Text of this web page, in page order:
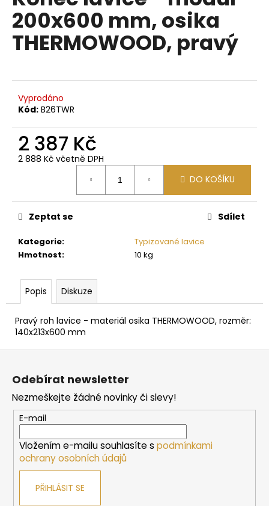
0,0
z
5
hvězdiček.
200x600 mm, osika
THERMOWOOD, pravý
Vyprodáno
Kód: B26TWR
2 387 Kč
2 888 Kč včetně DPH
DO KOŠÍKU
Kategorie:
Typizované lavice
Hmotnost: 10 kg
Zeptat se Sdílet
Popis Diskuze
Pravý roh lavice - materiál osika THERMOWOOD, rozměr:
140x213x600 mm
a
j
í
?
o
p
u
m
e
SAUNOVÁ
KAMNA
NA
DŘEVO
HARVIA
LINEAR
662
Kč
Z
Odebírat newsletter
Nezmeškejte žádné novinky či slevy!
E-mail
Vložením e-mailu souhlasíte s podmínkami
ochrany osobních údajů
PŘIHLÁSIT SE